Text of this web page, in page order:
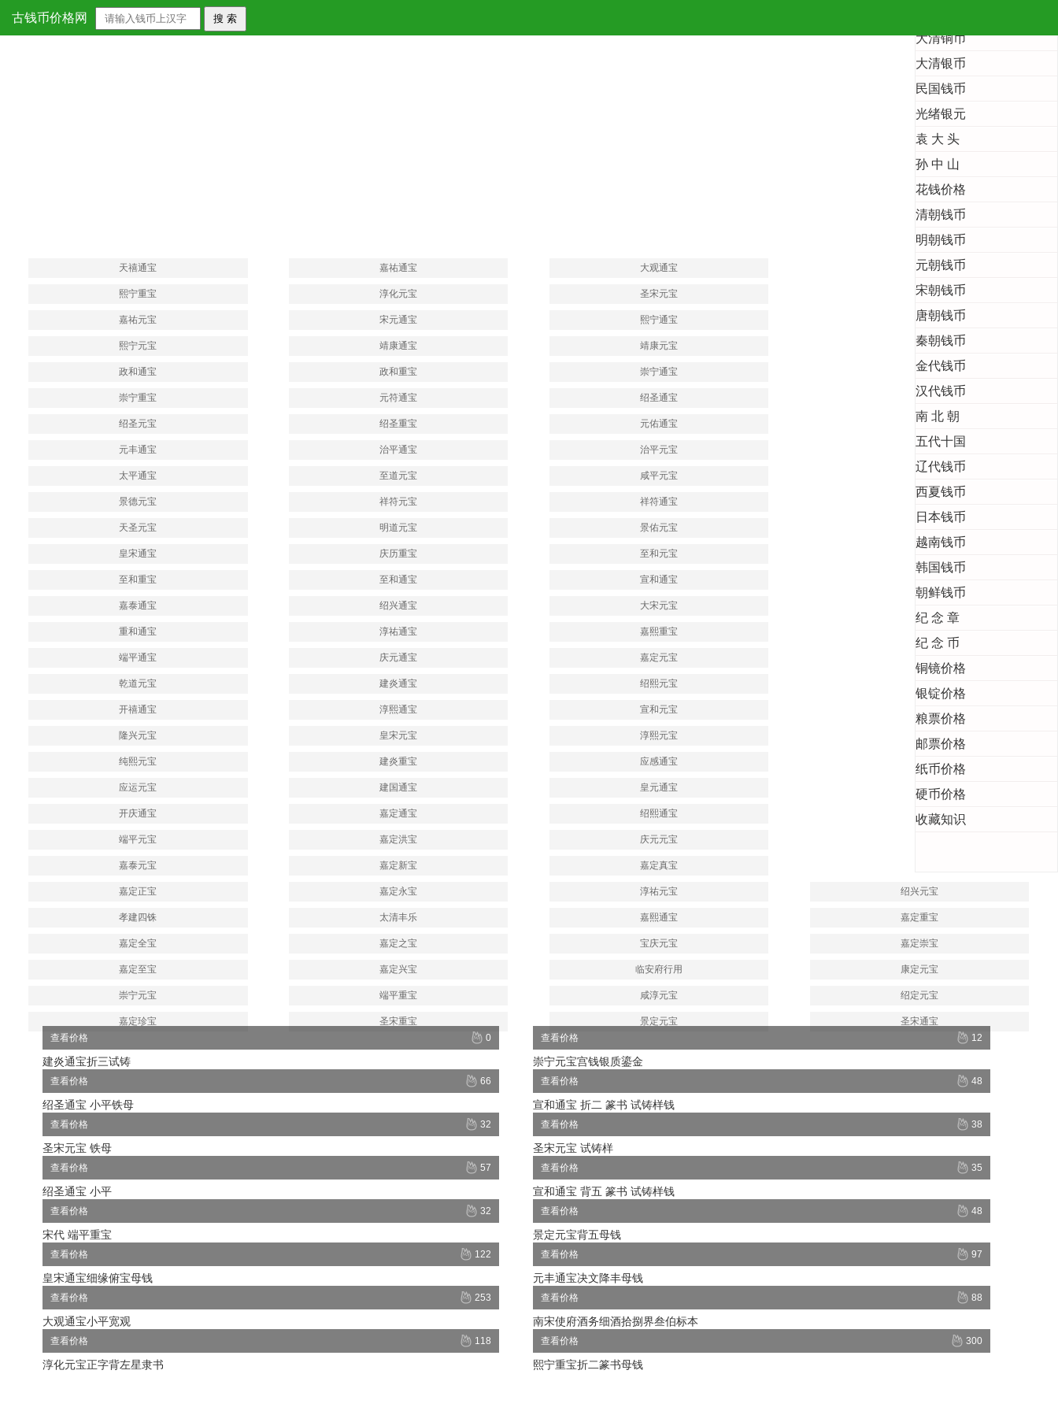
古钱币价格网
大清铜币
大清银币
民国钱币
光绪银元
袁 大 头
孙 中 山
花钱价格
清朝钱币
明朝钱币
元朝钱币
宋朝钱币
唐朝钱币
秦朝钱币
金代钱币
汉代钱币
南 北 朝
五代十国
辽代钱币
西夏钱币
日本钱币
越南钱币
韩国钱币
朝鲜钱币
纪 念 章
纪 念 币
铜镜价格
银锭价格
粮票价格
邮票价格
纸币价格
硬币价格
收藏知识
宋朝
天禧通宝 嘉祐通宝 大观通宝
熙宁重宝 淳化元宝 圣宋元宝
嘉祐元宝 宋元通宝 熙宁通宝
熙宁元宝 靖康通宝 靖康元宝
政和通宝 政和重宝 崇宁通宝
崇宁重宝 元符通宝 绍圣通宝
绍圣元宝 绍圣重宝 元佑通宝
元丰通宝 治平通宝 治平元宝
太平通宝 至道元宝 咸平元宝
景德元宝 祥符元宝 祥符通宝
天圣元宝 明道元宝 景佑元宝
皇宋通宝 庆历重宝 至和元宝
至和重宝 至和通宝 宣和通宝
嘉泰通宝 绍兴通宝 大宋元宝
重和通宝 淳祐通宝 嘉熙重宝
端平通宝 庆元通宝 嘉定元宝
乾道元宝 建炎通宝 绍熙元宝
开禧通宝 淳熙通宝 宣和元宝
隆兴元宝 皇宋元宝 淳熙元宝
纯熙元宝 建炎重宝 应感通宝
应运元宝 建国通宝 皇元通宝
开庆通宝 嘉定通宝 绍熙通宝
端平元宝 嘉定洪宝 庆元元宝
嘉泰元宝 嘉定新宝 嘉定真宝
嘉定正宝 嘉定永宝 淳祐元宝 绍兴元宝
孝建四铢 太清丰乐 嘉熙通宝 嘉定重宝
嘉定全宝 嘉定之宝 宝庆元宝 嘉定崇宝
嘉定至宝 嘉定兴宝 临安府行用 康定元宝
崇宁元宝 端平重宝 咸淳元宝 绍定元宝
嘉定珍宝 圣宋重宝 景定元宝
圣宋通宝
0
查看价格
建炎通宝折三试铸
12
查看价格
崇宁元宝宫钱银质鎏金
66
查看价格
绍圣通宝 小平铁母
48
查看价格
宣和通宝 折二 篆书 试铸样钱
32
查看价格
圣宋元宝 铁母
38
查看价格
圣宋元宝 试铸样
57
查看价格
绍圣通宝 小平
35
查看价格
宣和通宝 背五 篆书 试铸样钱
32
查看价格
宋代 端平重宝
48
查看价格
景定元宝背五母钱
122
查看价格
皇宋通宝细缘俯宝母钱
97
查看价格
元丰通宝决文降丰母钱
253
查看价格
大观通宝小平宽观
88
查看价格
南宋使府酒务细酒拾捌界叁伯标本
118
查看价格
淳化元宝正字背左星隶书
300
查看价格
熙宁重宝折二篆书母钱